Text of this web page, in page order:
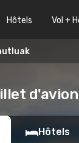
Hôtels Vol +
Hôtels